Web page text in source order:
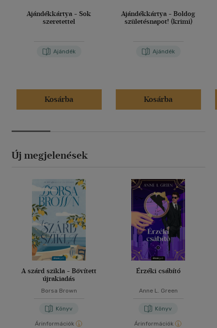
Ajándékkártya - Sok
szeretettel
Ajándék
Kosárba
Ajándékkártya - Boldog
születésnapot! (krimi)
Ajándék
Kosárba
Új megjelenések
A szárd szikla - Bővített
újrakiadás
Borsa Brown
Könyv
Árinformációk
Érzéki csábító
Anne L. Green
Könyv
Árinformációk